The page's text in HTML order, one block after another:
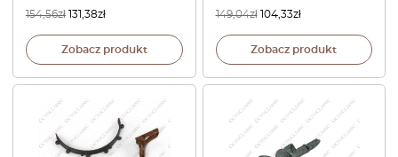
154,56zł 131,38zł
Zobacz produkt
149,04zł 104,33zł
Zobacz produkt